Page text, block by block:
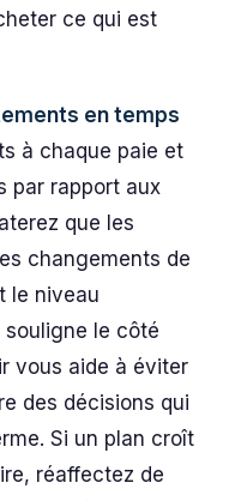
ce qui est
en temps
à chaque paie et
par rapport aux
que les
changements de
le niveau
le côté
vous aide à éviter
des décisions qui
Si un plan croît
réaffectez de